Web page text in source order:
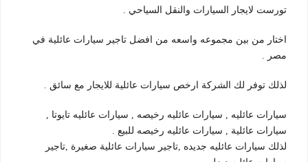
تورست لايجار السيارات والنقل السياحي .
اختار من بين مجموعه واسعه من افضل تاجير سيارات عائلية في
مصر .
لذلك توفر لك الشركة ارخص سيارات عائلية للايجار مع سائق .
سيارات عائليه , سيارات عائليه رخيصه , سيارات عائليه تايوتا ,
سيارات عائلية , سيارات عائليه رخيصه للبيع .
لذلك سيارات عائليه جديده ,تاجير سيارات عائلية صغيرة ,تاجير